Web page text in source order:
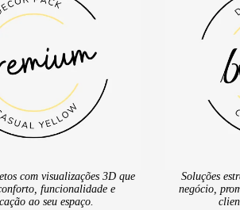
com visualizações 3D que
funcionalidade e
ao seu espaço.
Soluções
negócio,